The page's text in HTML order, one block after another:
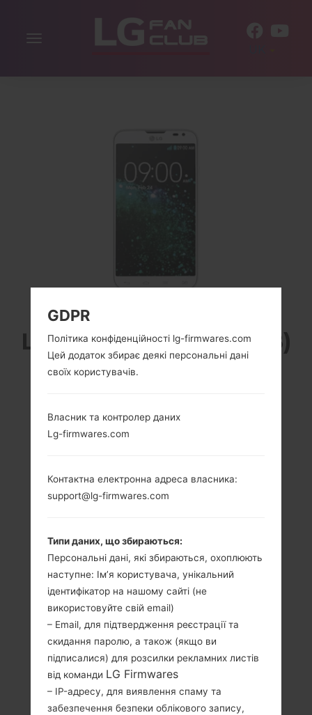
Включити
LG D320G8 (LGD320G8)
З СЕРІЇ LG L70
співвідношення
екрану до тіла)
пікселів на дюйм)
124 грам (4.37
унції)
Зємний Li-Ion
2100 mAh
Qualcomm
GDPR
Політика конфіденційності lg-firmwares.com
Цей додаток збирає деякі персональні дані
своїх користувачів.
Власник та контролер даних
Lg-firmwares.com
Контактна електронна адреса власника:
support@lg-firmwares.com
Типи даних, що збираються:
Персональні дані, які збираються, охоплюють
наступне: Ім’я користувача, унікальний
ідентифікатор на нашому сайті (не
використовуйте свій email)
– Email, для підтвердження реєстрації та
скидання паролю, а також (якщо ви
підписалися) для розсилки рекламних листів
від команди LG Firmwares
– IP-адресу, для виявлення спаму та
забезпечення безпеки облікового запису,